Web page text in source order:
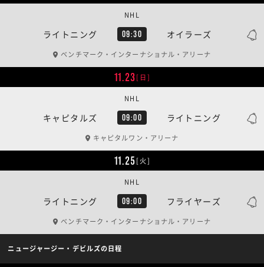
ライトニング 09:30 オイラーズ
NHL
ベンチマーク・インターナショナル・アリーナ
11.23[日]
キャピタルズ 09:00 ライトニング
NHL
キャピタルワン・アリーナ
11.25[火]
ライトニング 09:00 フライヤーズ
NHL
ベンチマーク・インターナショナル・アリーナ
ニュージャージー・デビルズの日程